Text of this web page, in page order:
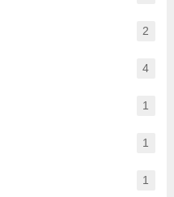
2
4
1
1
1